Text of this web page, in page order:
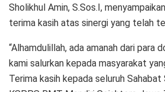
Sholikhul Amin, S.Sos.I,
terima kasih atas sinergi yang telah
“Alhamdulillah, ada amanah dari para
kami salurkan kepada masyarakat
Terima kasih kepada seluruh